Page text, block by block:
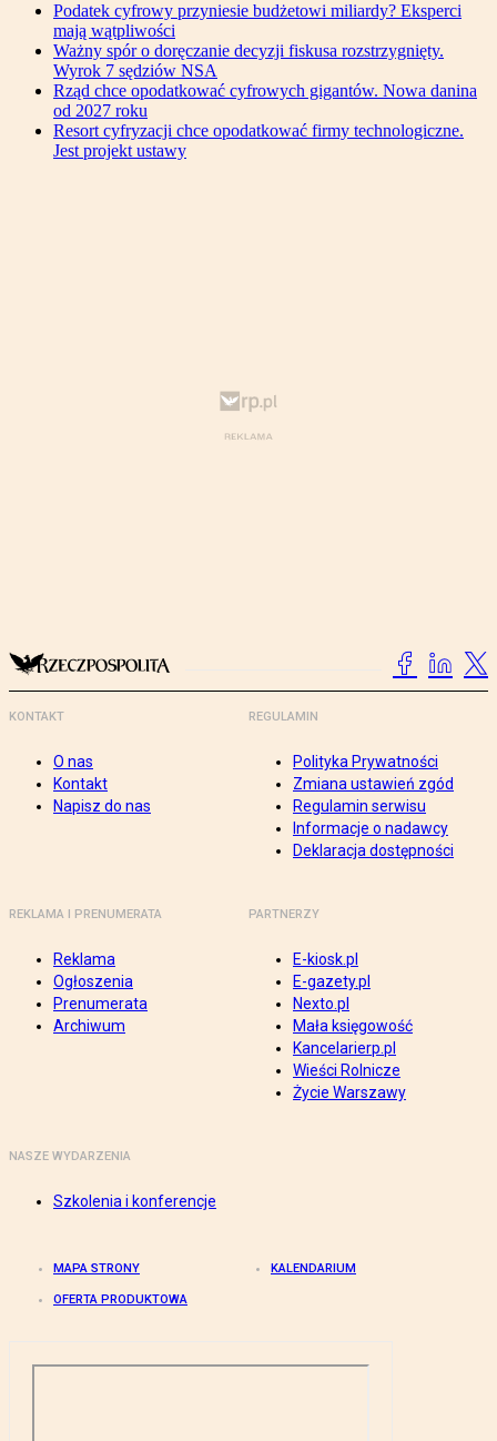
Podatek cyfrowy przyniesie budżetowi miliardy? Eksperci
mają wątpliwości
Ważny spór o doręczanie decyzji fiskusa rozstrzygnięty.
Wyrok 7 sędziów NSA
Rząd chce opodatkować cyfrowych gigantów. Nowa danina
od 2027 roku
Resort cyfryzacji chce opodatkować firmy technologiczne.
Jest projekt ustawy
KONTAKT
O nas
Kontakt
Napisz do nas
REGULAMIN
Polityka Prywatności
Zmiana ustawień zgód
Regulamin serwisu
Informacje o nadawcy
Deklaracja dostępności
REKLAMA I PRENUMERATA
Reklama
Ogłoszenia
Prenumerata
Archiwum
PARTNERZY
E-kiosk.pl
E-gazety.pl
Nexto.pl
Mała księgowość
Kancelarierp.pl
Wieści Rolnicze
Życie Warszawy
NASZE WYDARZENIA
Szkolenia i konferencje
MAPA STRONY KALENDARIUM
OFERTA PRODUKTOWA